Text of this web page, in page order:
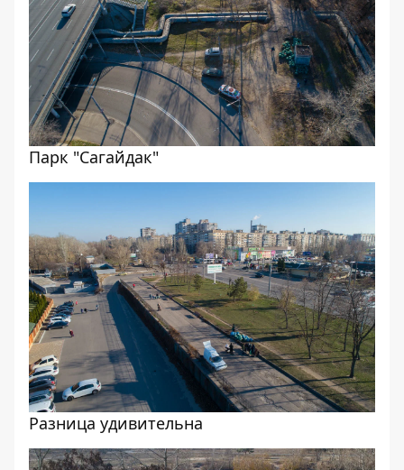
Парк "Сагайдак"
Разница удивительна